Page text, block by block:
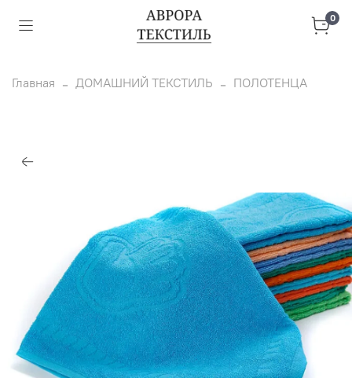
0
Главная ДОМАШНИЙ ТЕКСТИЛЬ ПОЛОТЕНЦА